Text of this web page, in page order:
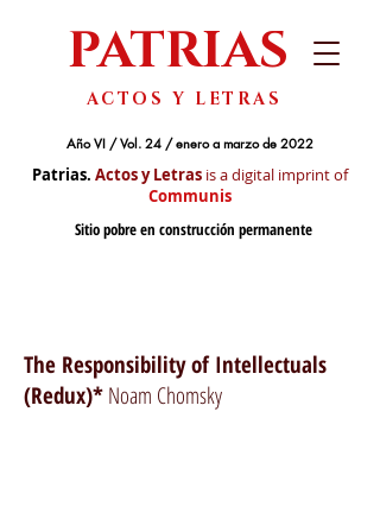
PATRIAS
Sitio pobre en construcción permanente
ACTOS Y LETRAS
Año VI / Vol. 24 / enero a marzo de 2022
Patrias. Actos y Letras is a digital imprint of
Communis
The Responsibility of Intellectuals
(Redux)*Noam Chomsky